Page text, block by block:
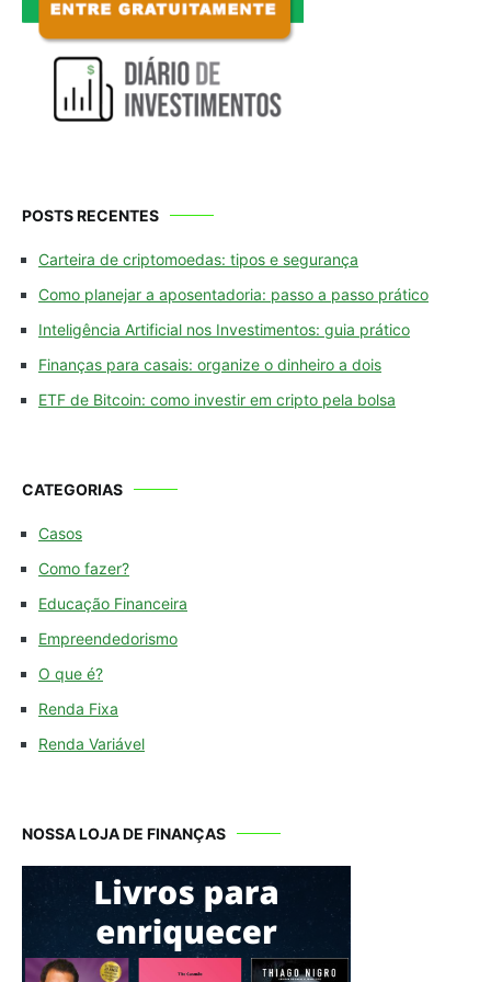
POSTS RECENTES
Carteira de criptomoedas: tipos e segurança
Como planejar a aposentadoria: passo a passo prático
Inteligência Artificial nos Investimentos: guia prático
Finanças para casais: organize o dinheiro a dois
ETF de Bitcoin: como investir em cripto pela bolsa
CATEGORIAS
Casos
Como fazer?
Educação Financeira
Empreendedorismo
O que é?
Renda Fixa
Renda Variável
NOSSA LOJA DE FINANÇAS